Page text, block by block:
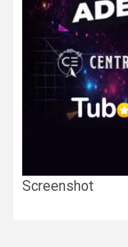
Screenshot